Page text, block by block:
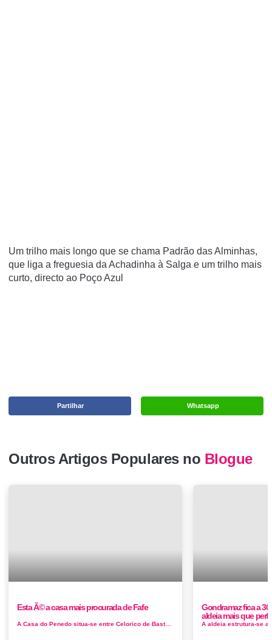
Um trilho mais longo que se chama Padrão das Alminhas,
que liga a freguesia da Achadinha à Salga e um trilho mais
curto, directo ao Poço Azul
Whatsapp
Partilhar
Outros Artigos Populares no Blogue
Esta Ã© a casa mais procurada de Fafe
A Casa do Penedo situa-se entre Celorico de Basto e Fafe, mais propriamente na freguesia de Moreira do Rei, concelho de Fafe, na&n...
Gondramaz fica a
aldeia mais que